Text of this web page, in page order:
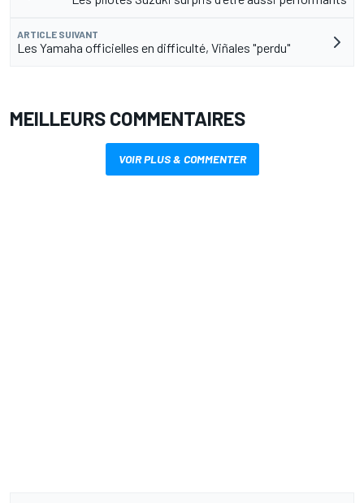
ARTICLE SUIVANT
Les Yamaha officielles en difficulté, Viñales "perdu"
MEILLEURS COMMENTAIRES
VOIR PLUS & COMMENTER